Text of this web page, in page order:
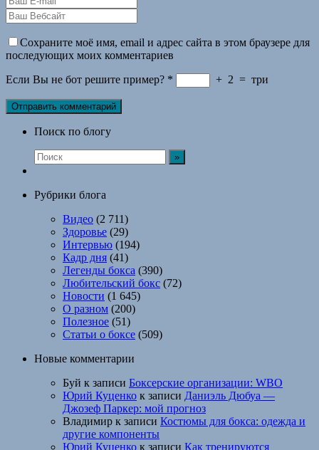
Сохраните моё имя, email и адрес сайта в этом браузере для
последующих моих комментариев
Если Вы не бот решите пример? * + 2 = три
Поиск по блогу
Рубрики блога
Видео (2 711)
Здоровье (29)
Интервью (194)
Кадр дня (41)
Легенды бокса (390)
Любительский бокс (72)
Новости (1 645)
О разном (200)
Полезное (51)
Статьи о боксе (509)
Новые комментарии
Буй к записи Боксерские организации: WBO
Юрий Куценко к записи Даниэль Дюбуа —
Джозеф Паркер: мой прогноз
Владимир к записи Костюмы для бокса: одежда и
другие компоненты
Юрий Куценко к записи Как тренируются